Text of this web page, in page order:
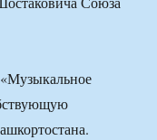
«Музыкальное